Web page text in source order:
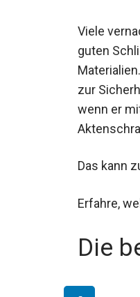
Viele
guten
zur
wenn er
Das kann
Erfahre,
Die